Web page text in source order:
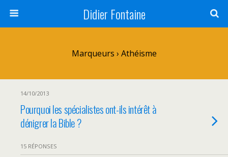
Didier Fontaine
Marqueurs › Athéisme
14/10/2013
Pourquoi les spécialistes ont-ils intérêt à
dénigrer la Bible ?
15 RÉPONSES